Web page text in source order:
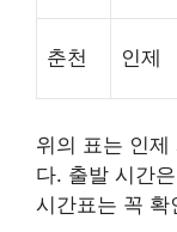
춘천 인제
위의 표는 인제
다. 출발 시간
시간표는 꼭 확